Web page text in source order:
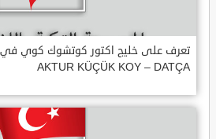
تعرف على خليج اكتور كوتشوك كوي في
AKTUR KÜÇÜK KOY – DATÇA